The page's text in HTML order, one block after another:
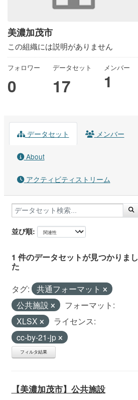
美濃加茂市
この組織には説明がありません
フォロワー
0
データセット
17
メンバー
1
データセット メンバー
About
アクティビティストリーム
並び順
1 件のデータセットが見つかりまし
た
タグ:
共通フォーマット
公共施設
フォーマット:
XLSX
ライセンス:
cc-by-21-jp
フィルタ結果
【美濃加茂市】公共施設